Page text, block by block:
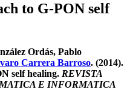
to G-PON self
Ordás, Pablo
Carrera Barroso. (2014).
self healing. REVISTA
E INFORMATICA